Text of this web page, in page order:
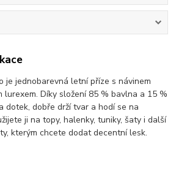
je jednobarevná letní příze s návinem
lurexem. Díky složení 85 % bavlna a 15 %
dotek, dobře drží tvar a hodí se na
ji na topy, halenky, tuniky, šaty i další
kterým chcete dodat decentní lesk.